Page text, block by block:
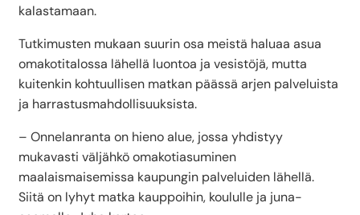
kalastamaan.
Tutkimusten mukaan suurin osa meistä haluaa asua
omakotitalossa lähellä luontoa ja vesistöjä, mutta
kuitenkin kohtuullisen matkan päässä arjen palveluista
ja harrastusmahdollisuuksista.
– Onnelanranta on hieno alue, jossa yhdistyy
mukavasti väljähkö omakotiasuminen
maalaismaisemissa kaupungin palveluiden lähellä.
Siitä on lyhyt matka kauppoihin, koululle ja juna-